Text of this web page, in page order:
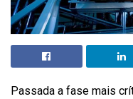
Passada a fase mais